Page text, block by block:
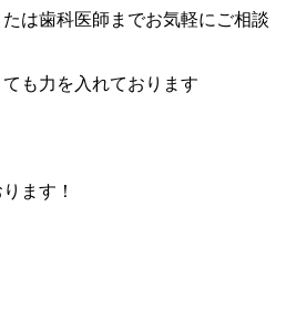
は歯科医師までお気軽にご相談
も力を入れております
ます！